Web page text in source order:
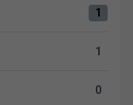
CD Mirandés 1
1
Mirandés 1 1
Mirandés 0 0